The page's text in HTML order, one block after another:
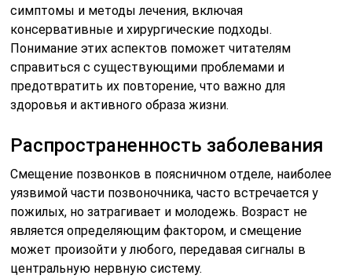
симптомы и методы лечения, включая
консервативные и хирургические подходы.
Понимание этих аспектов поможет читателям
справиться с существующими проблемами и
предотвратить их повторение, что важно для
здоровья и активного образа жизни.
Распространенность заболевания
Смещение позвонков в поясничном отделе, наиболее
уязвимой части позвоночника, часто встречается у
пожилых, но затрагивает и молодежь. Возраст не
является определяющим фактором, и смещение
может произойти у любого, передавая сигналы в
центральную нервную систему.